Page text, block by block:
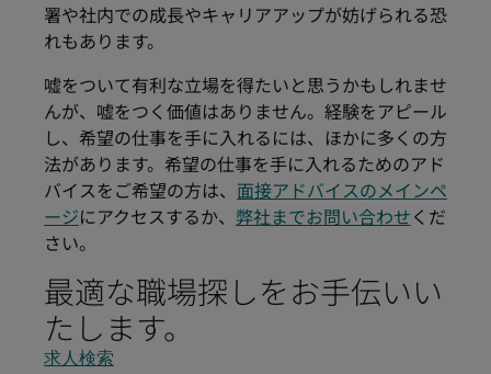
署や社内での成長やキャリアアップが妨げられる恐
れもあります。
嘘をついて有利な立場を得たいと思うかもしれませ
んが、嘘をつく価値はありません。経験をアピール
し、希望の仕事を手に入れるには、ほかに多くの方
法があります。希望の仕事を手に入れるためのアド
バイスをご希望の方は、 面接アドバイスのメインペ
ージにアクセスするか、 弊社までお問い合わせ くだ
さい。
最適な職場探しをお手伝いい
たします。
求人検索